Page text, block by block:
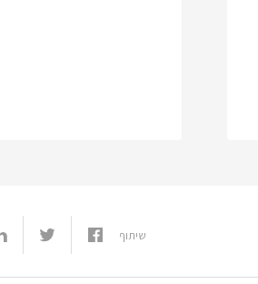
שיתוף